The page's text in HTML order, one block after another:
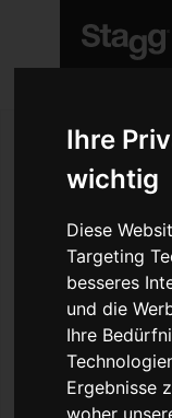
Ihre
wichtig
Diese
Targeting
besseres
und die
Ihre
Ergebnisse